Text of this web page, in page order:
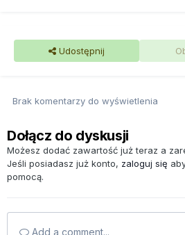
Udostępnij
Brak komentarzy do wyświetlenia
Dołącz do dyskusji
Możesz dodać zawartość już teraz a
Jeśli posiadasz już konto, zaloguj się
pomocą.
Add a comment...